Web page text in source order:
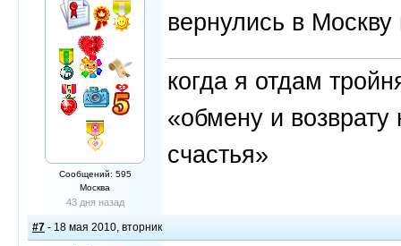
Сообщений: 595
Москва
43 дня назад
вернулись в
когда я отдам
«обмену и
счастья»
#7 - 18 мая 2010, вторник